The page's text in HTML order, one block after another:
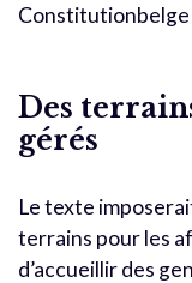
Constitutionbelge
Des
gérés
Le texte
terrains pour les
d’accueillir des